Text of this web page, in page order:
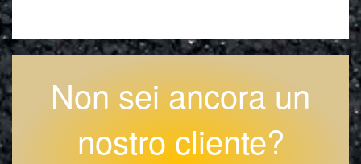
Non sei ancora un
nostro cliente?